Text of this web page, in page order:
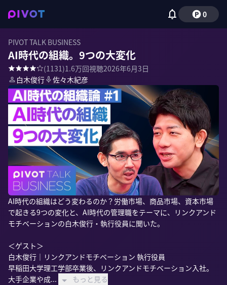
0
PIVOT TALK BUSINESS
AI時代の組織。9つの大変化
(1131)1.6万回視聴2026年6月3日
白木俊行
佐々木紀彦
AI時代の組織はどう変わるのか？労働市場、商品市場、資本市場
で起きる9つの変化と、AI時代の管理職をテーマに、リンクアンド
モチベーションの白木俊行・執行役員に聞いた。
＜ゲスト＞
白木俊行｜リンクアンドモチベーション 執行役員
早稲田大学理工学部卒業後、リンクアンドモチベーション入社。
大手企業や成...
もっと見る